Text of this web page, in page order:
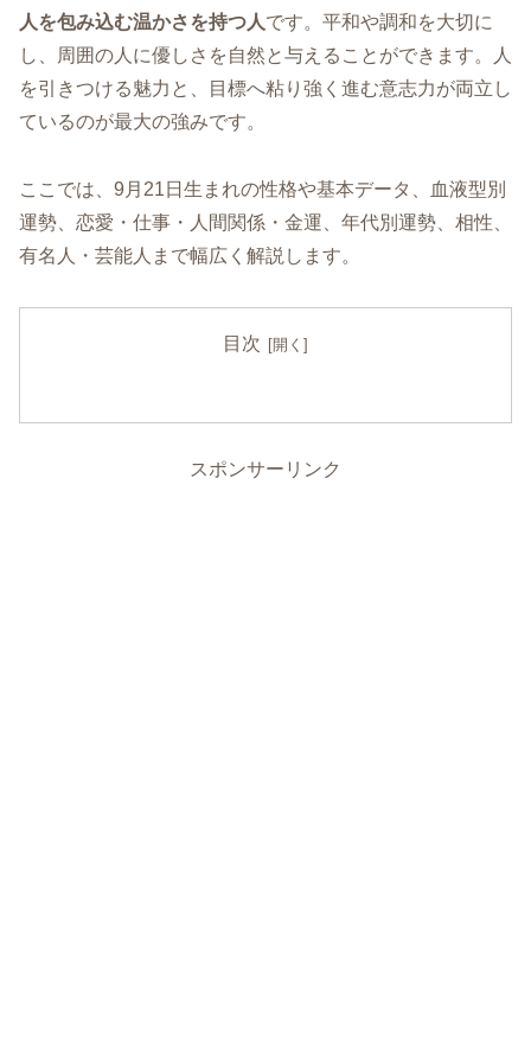
人を包み込む温かさを持つ人です。平和や調和を大切に
し、周囲の人に優しさを自然と与えることができます。人
を引きつける魅力と、目標へ粘り強く進む意志力が両立し
ているのが最大の強みです。
ここでは、9月21日生まれの性格や基本データ、血液型別
運勢、恋愛・仕事・人間関係・金運、年代別運勢、相性、
有名人・芸能人まで幅広く解説します。
目次
スポンサーリンク